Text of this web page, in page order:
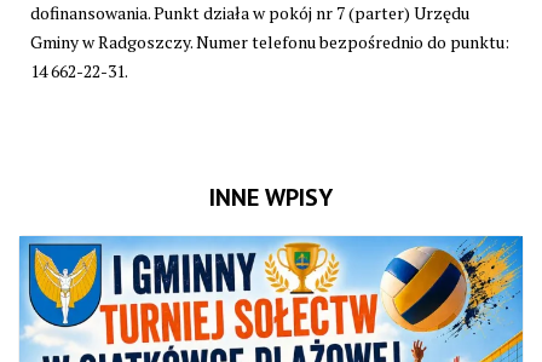
dofinansowania. Punkt działa w pokój nr 7 (parter) Urzędu
Gminy w Radgoszczy. Numer telefonu bezpośrednio do punktu:
14 662-22-31.
INNE WPISY